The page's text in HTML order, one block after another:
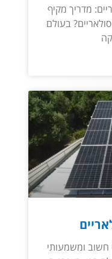
מדריך מקיף
בעולם
חשוב ומשמעותי